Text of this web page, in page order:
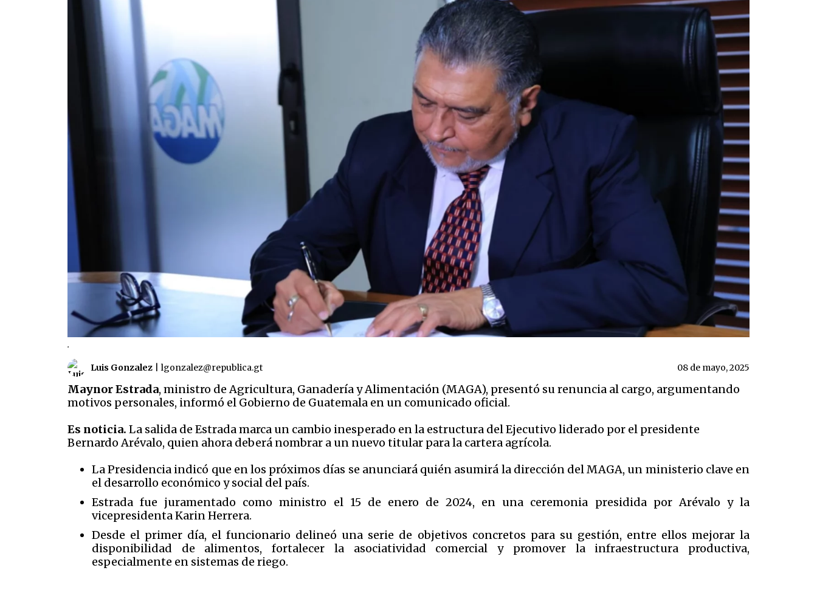
.
Luis Gonzalez lgonzalez@republica.gt 08 de mayo, 2025
Maynor Estrada, ministro de Agricultura, Ganadería y Alimentación (MAGA), presentó su renuncia al cargo, argumentando
motivos personales, informó el Gobierno de Guatemala en un comunicado oficial.
Es noticia. La salida de Estrada marca un cambio inesperado en la estructura del Ejecutivo liderado por el presidente
Bernardo Arévalo, quien ahora deberá nombrar a un nuevo titular para la cartera agrícola.
La Presidencia indicó que en los próximos días se anunciará quién asumirá la dirección del MAGA, un ministerio clave en
el desarrollo económico y social del país.
Estrada fue juramentado como ministro el 15 de enero de 2024, en una ceremonia presidida por Arévalo y la
vicepresidenta Karin Herrera.
Desde el primer día, el funcionario delineó una serie de objetivos concretos para su gestión, entre ellos mejorar la
disponibilidad de alimentos, fortalecer la asociatividad comercial y promover la infraestructura productiva,
especialmente en sistemas de riego.